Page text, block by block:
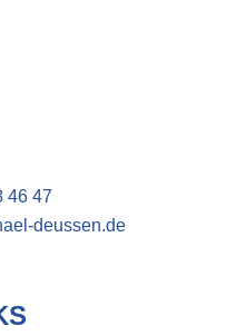
46 47
deussen.de